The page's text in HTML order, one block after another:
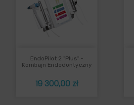
EndoPilot 2 "plus" -
Kombajn Endodontyczny
Cena
19 300,00 zł